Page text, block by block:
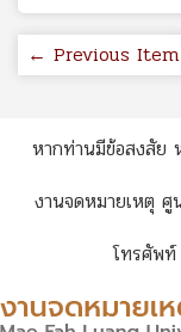
← Previous Item
หากท่านมีข้อสงสัย
งานจดหมายเหตุ
โทรศัพ